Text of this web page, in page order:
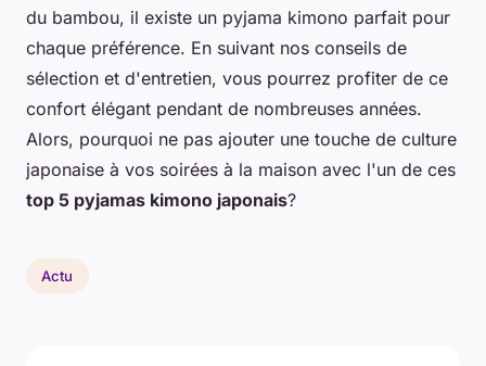
du bambou, il existe un pyjama kimono parfait pour
chaque préférence. En suivant nos conseils de
sélection et d'entretien, vous pourrez profiter de ce
confort élégant pendant de nombreuses années.
Alors, pourquoi ne pas ajouter une touche de culture
japonaise à vos soirées à la maison avec l'un de ces
top 5 pyjamas kimono japonais?
Actu